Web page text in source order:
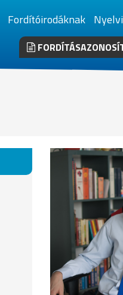
Fordítóirodáknak